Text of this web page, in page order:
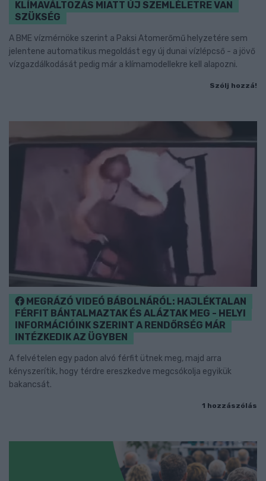
KLÍMAVÁLTOZÁS MIATT ÚJ SZEMLÉLETRE VAN
SZÜKSÉG
A BME vízmérnöke szerint a Paksi Atomerőmű helyzetére sem
jelentene automatikus megoldást egy új dunai vízlépcső - a jövő
vízgazdálkodását pedig már a klímamodellekre kell alapozni.
Szólj hozzá!
MEGRÁZÓ VIDEÓ BÁBOLNÁRÓL: HAJLÉKTALAN
FÉRFIT BÁNTALMAZTAK ÉS ALÁZTAK MEG - HELYI
INFORMÁCIÓINK SZERINT A RENDŐRSÉG MÁR
INTÉZKEDIK AZ ÜGYBEN
A felvételen egy padon alvó férfit ütnek meg, majd arra
kényszerítik, hogy térdre ereszkedve megcsókolja egyikük
bakancsát.
1 hozzászólás